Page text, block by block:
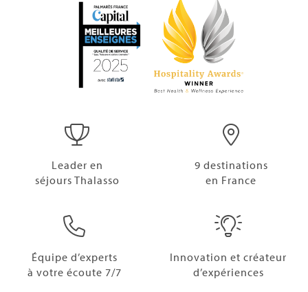
Leader en
séjours Thalasso
9 destinations
en France
Équipe d’experts
à votre écoute 7/7
Innovation et créateur
d’expériences